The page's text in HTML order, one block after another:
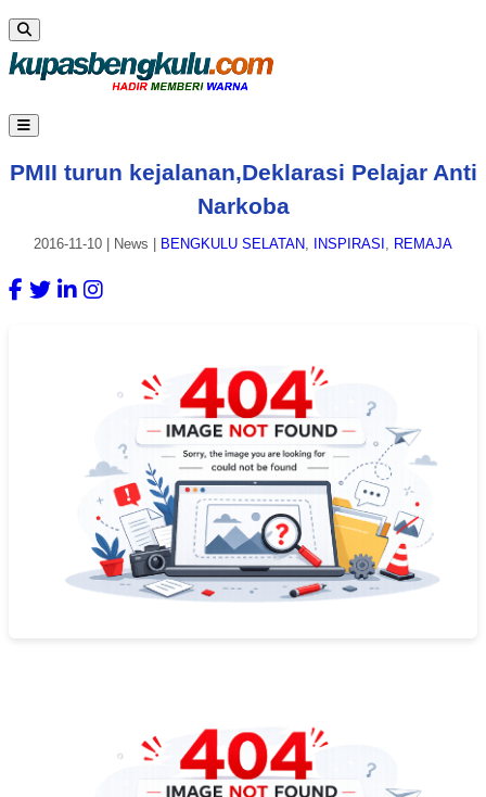
PMII turun kejalanan,Deklarasi Pelajar Anti
Narkoba
2016-11-10 News BENGKULU SELATAN, INSPIRASI , REMAJA